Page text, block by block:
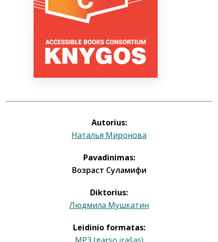
Autorius:
Наталья Миронова
Pavadinimas:
Возраст Суламифи
Diktorius:
Людмила Мушкатин
Leidinio formatas: